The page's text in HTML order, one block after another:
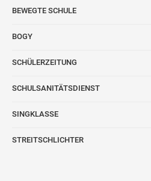
BEWEGTE SCHULE
BOGY
SCHÜLERZEITUNG
SCHULSANITÄTSDIENST
SINGKLASSE
STREITSCHLICHTER